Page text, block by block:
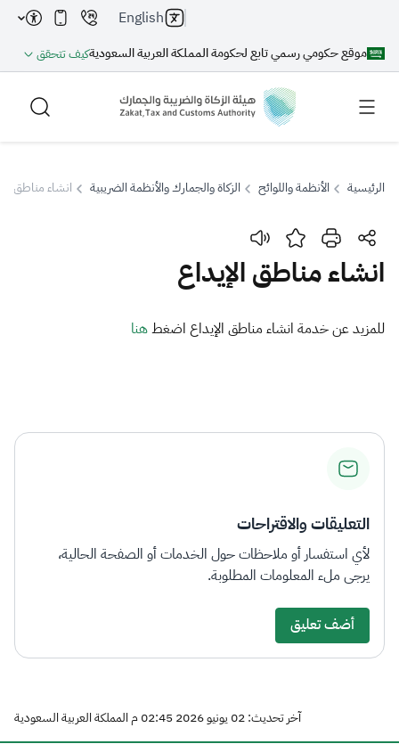
موقع حكومي رسمي تابع لحكومة المملكة العربية السعوديةكيف تتحقق
English
بحث
الإقرار الضريبي
التصرفات العقارية
الرئيسية الأنظمة واللوائح الزكاة والجمارك والأنظمة الضريبية انشاء مناطق
انشاء مناطق الإيداع
​​​للمزيد عن خدمة انشاء مناطق الإيداع اضغطهنا​
التعليقات والاقتراحات
لأي استفسار أو ملاحظات حول الخدمات أو الصفحة الحالية،
يرجى ملء المعلومات المطلوبة.
أضف تعليق
آخر تحديث: 02 يونيو 2026 02:45 م المملكة العربية السعودية